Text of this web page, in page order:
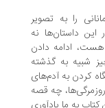
به تصویر
نه
دادن
به گذشته
به آدم‌های
چه قصه‌